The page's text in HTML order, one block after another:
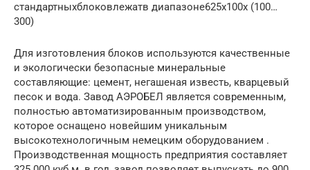
стандартныхблоковлежатв диапазоне625х100х (100…
300)
Для изготовления блоков используются качественные
и экологически безопасные минеральные
составляющие: цемент, негашеная известь, кварцевый
песок и вода. Завод АЭРОБЕЛ является современным,
полностью автоматизированным производством,
которое оснащено новейшим уникальным
высокотехнологичным немецким оборудованием .
Производственная мощность предприятия составляет